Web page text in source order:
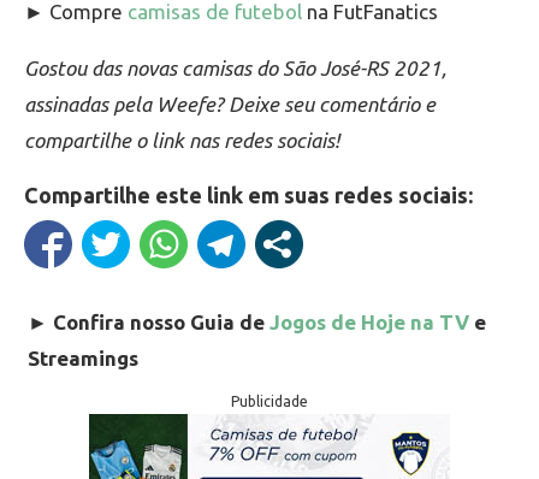
► Compre camisas de futebol na FutFanatics
Gostou das novas camisas do São José-RS 2021,
assinadas pela Weefe? Deixe seu comentário e
compartilhe o link nas redes sociais!
Compartilhe este link em suas redes sociais:
► Confira nosso Guia de Jogos de Hoje na TV e
Streamings
Publicidade